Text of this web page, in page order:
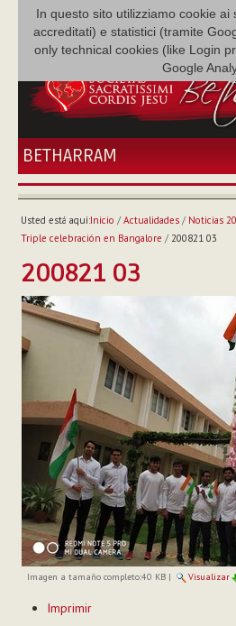
In questo sito utilizziamo cookie
accreditati) e statistici (tramite
only technical cookies (like Login
Google
BETHARRAM
INICIO
BETHARRAM
MISIÓN
NEF
MULTIMEDIA
P. AUGUSTO ETCHECOPAR
Usted está aquí:Inicio / Actualidades/ Noticias
Triple celebración en Bangalore / 200821 03
200821 03
Imagen a tamaño completo:40 KB| Visualizar
de
Imprimir